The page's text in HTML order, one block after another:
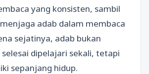
yang konsisten, sambil
adab dalam membaca
sejatinya, adab bukan
dipelajari sekali, tetapi
sepanjang hidup.